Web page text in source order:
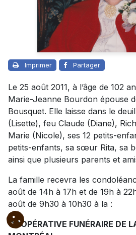
Imprimer Partager
Le 25 août 2011, à l’âge de 102
Marie-Jeanne Bourdon épouse
Bousquet. Elle laisse dans le
(Lisette), feu Claude (Diane),
Marie (Nicole), ses 12 petits-
petits-enfants, sa sœur Rita, sa
ainsi que plusieurs parents et
La famille recevra les
août de 14h à 17h et de 19h à
août de 9h30 à 10h30 à la :
COOPÉRATIVE FUNÉRAIRE DE